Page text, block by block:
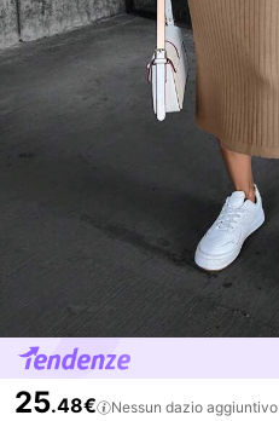
25.48€ Nessun dazio aggiuntivo